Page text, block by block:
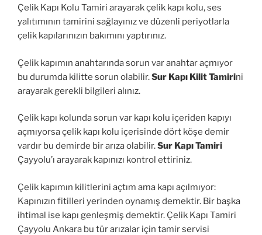
Çelik Kapı Kolu Tamiri arayarak çelik kapı kolu, ses
yalıtımının tamirini sağlayınız ve düzenli periyotlarla
çelik kapılarınızın bakımını yaptırınız.
Çelik kapımın anahtarında sorun var anahtar açmıyor
bu durumda kilitte sorun olabilir.Sur Kapı Kilit Tamirini
arayarak gerekli bilgileri alınız.
Çelik kapı kolunda sorun var kapı kolu içeriden kapıyı
açmıyorsa çelik kapı kolu içerisinde dört köşe demir
vardır bu demirde bir arıza olabilir.Sur Kapı Tamiri
Çayyolu’ı arayarak kapınızı kontrol ettiriniz.
Çelik kapımın kilitlerini açtım ama kapı açılmıyor:
Kapınızın fitilleri yerinden oynamış demektir. Bir başka
ihtimal ise kapı genleşmiş demektir. Çelik Kapı Tamiri
Çayyolu Ankara bu tür arızalar için tamir servisi